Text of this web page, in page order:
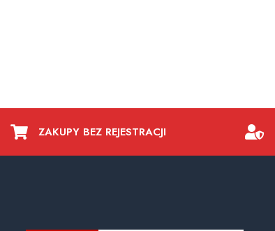
ZAKUPY BEZ REJESTRACJI